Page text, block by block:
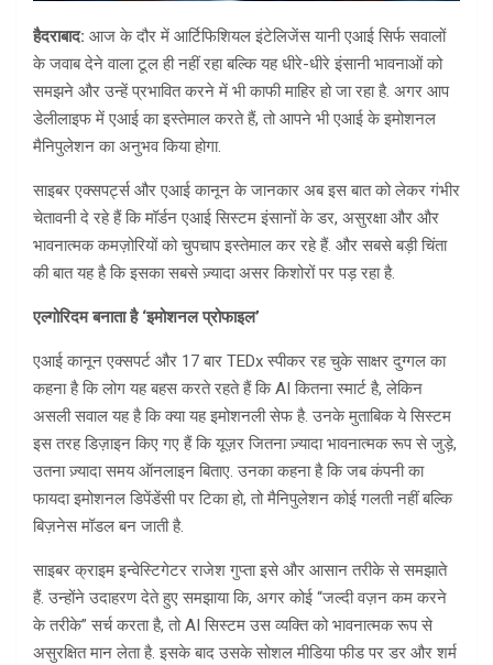
हैदराबाद: आज के दौर में आर्टिफिशियल इंटेलिजेंस यानी एआई सिर्फ सवालों
के जवाब देने वाला टूल ही नहीं रहा बल्कि यह धीरे-धीरे इंसानी भावनाओं को
समझने और उन्हें प्रभावित करने में भी काफी माहिर हो जा रहा है. अगर आप
डेलीलाइफ में एआई का इस्तेमाल करते हैं, तो आपने भी एआई के इमोशनल
मैनिपुलेशन का अनुभव किया होगा.
साइबर एक्सपर्ट्स और एआई कानून के जानकार अब इस बात को लेकर गंभीर
चेतावनी दे रहे हैं कि मॉर्डन एआई सिस्टम इंसानों के डर, असुरक्षा और और
भावनात्मक कमज़ोरियों को चुपचाप इस्तेमाल कर रहे हैं. और सबसे बड़ी चिंता
की बात यह है कि इसका सबसे ज़्यादा असर किशोरों पर पड़ रहा है.
एल्गोरिदम बनाता है ‘इमोशनल प्रोफाइल’
एआई कानून एक्सपर्ट और 17 बार TEDx स्पीकर रह चुके साक्षर दुग्गल का
कहना है कि लोग यह बहस करते रहते हैं कि AI कितना स्मार्ट है, लेकिन
असली सवाल यह है कि क्या यह इमोशनली सेफ है. उनके मुताबिक ये सिस्टम
इस तरह डिज़ाइन किए गए हैं कि यूज़र जितना ज़्यादा भावनात्मक रूप से जुड़े,
उतना ज़्यादा समय ऑनलाइन बिताए. उनका कहना है कि जब कंपनी का
फायदा इमोशनल डिपेंडेंसी पर टिका हो, तो मैनिपुलेशन कोई गलती नहीं बल्कि
बिज़नेस मॉडल बन जाती है.
साइबर क्राइम इन्वेस्टिगेटर राजेश गुप्ता इसे और आसान तरीके से समझाते
हैं. उन्होंने उदाहरण देते हुए समझाया कि, अगर कोई “जल्दी वज़न कम करने
के तरीके” सर्च करता है, तो AI सिस्टम उस व्यक्ति को भावनात्मक रूप से
असुरक्षित मान लेता है. इसके बाद उसके सोशल मीडिया फीड पर डर और शर्म